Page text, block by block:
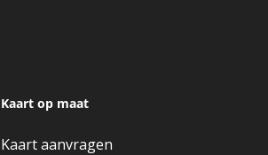
Kaart op maat
Kaart aanvragen